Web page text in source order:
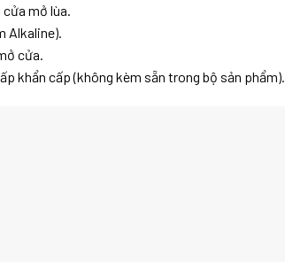
mở lùa.
Alkaline).
cửa.
khẩn cấp (không kèm sẵn trong bộ sản phẩm).